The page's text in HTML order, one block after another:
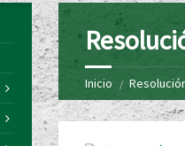
Inicio